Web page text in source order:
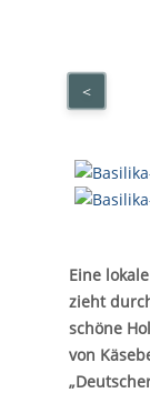
<
Eine
zieht
schöne
von